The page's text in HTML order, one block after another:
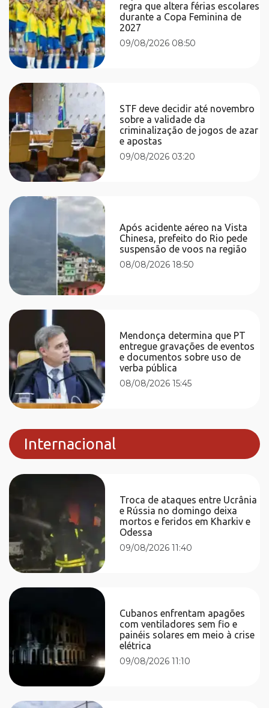
regra que altera férias escolares
durante a Copa Feminina de
2027
09/08/2026 08:50
STF deve decidir até novembro
sobre a validade da
criminalização de jogos de azar
e apostas
09/08/2026 03:20
Após acidente aéreo na Vista
Chinesa, prefeito do Rio pede
suspensão de voos na região
08/08/2026 18:50
Mendonça determina que PT
entregue gravações de eventos
e documentos sobre uso de
verba pública
08/08/2026 15:45
Internacional
Troca de ataques entre Ucrânia
e Rússia no domingo deixa
mortos e feridos em Kharkiv e
Odessa
09/08/2026 11:40
Cubanos enfrentam apagões
com ventiladores sem fio e
painéis solares em meio à crise
elétrica
09/08/2026 11:10